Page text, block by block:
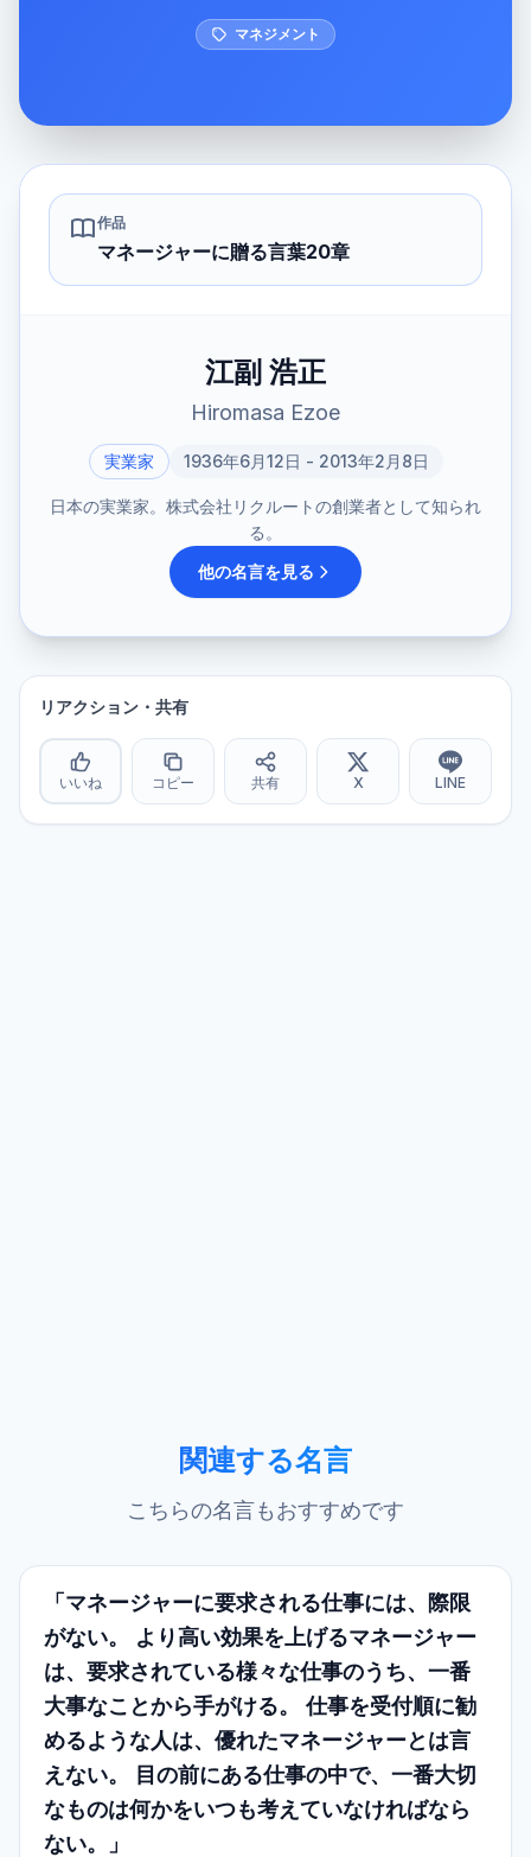
マネジメント
作品
マネージャーに贈る言葉20章
江副 浩正
Hiromasa Ezoe
実業家 1936年6月12日 - 2013年2月8日
日本の実業家。株式会社リクルートの創業者として知られ
る。
他の名言を見る
リアクション・共有
いいね コピー 共有 X LINE
関連する名言
こちらの名言もおすすめです
「マネージャーに要求される仕事には、際限
がない。 より高い効果を上げるマネージャー
は、要求されている様々な仕事のうち、一番
大事なことから手がける。 仕事を受付順に勧
めるような人は、優れたマネージャーとは言
えない。 目の前にある仕事の中で、一番大切
なものは何かをいつも考えていなければなら
ない。」